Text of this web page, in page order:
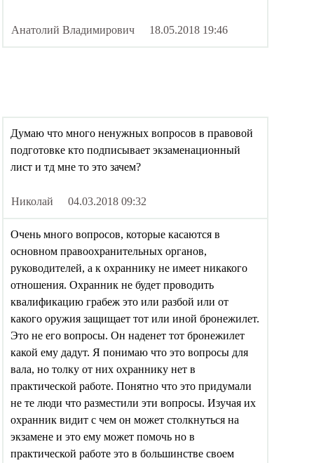
Анатолий Владимирович 18.05.2018 19:46
Думаю что много ненужных вопросов в правовой
подготовке кто подписывает экзаменационный
лист и тд мне то это зачем?
Николай 04.03.2018 09:32
Очень много вопросов, которые касаются в
основном правоохранительных органов,
руководителей, а к охраннику не имеет никакого
отношения. Охранник не будет проводить
квалификацию грабеж это или разбой или от
какого оружия защищает тот или иной бронежилет.
Это не его вопросы. Он наденет тот бронежилет
какой ему дадут. Я понимаю что это вопросы для
вала, но толку от них охраннику нет в
практической работе. Понятно что это придумали
не те люди что разместили эти вопросы. Изучая их
охранник видит с чем он может столкнуться на
экзамене и это ему может помочь но в
практической работе это в большинстве своем